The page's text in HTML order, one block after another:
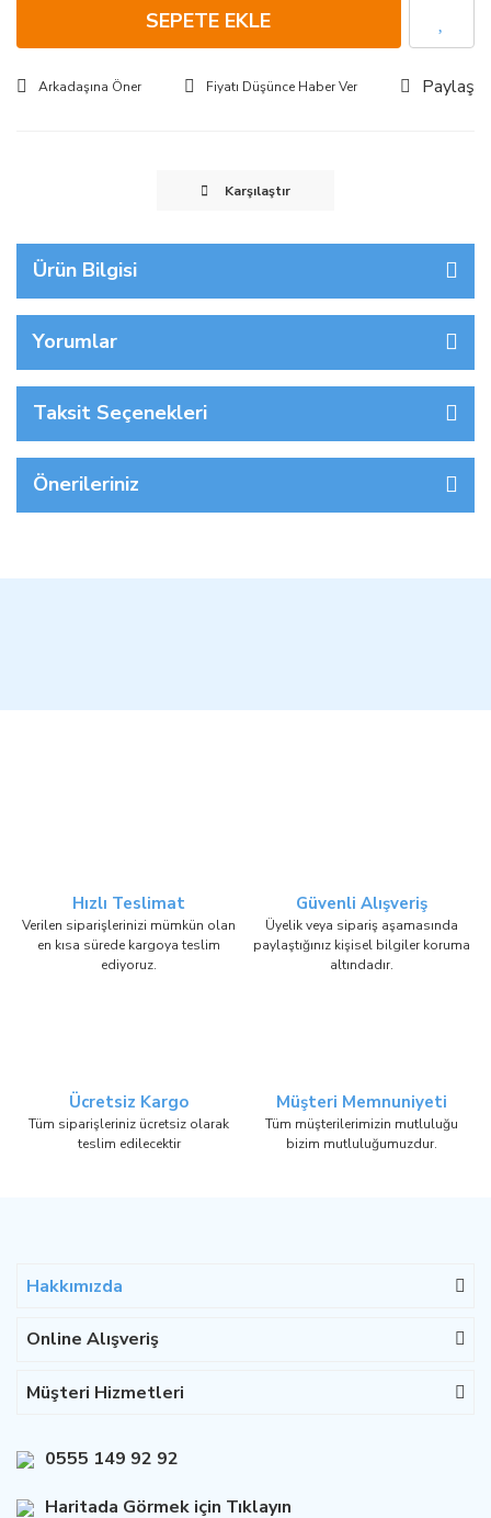
SEPETE EKLE
Arkadaşına Öner Fiyatı Düşünce Haber Ver Paylaş
Karşılaştır
Ürün Bilgisi
Yorumlar
Taksit Seçenekleri
Önerileriniz
Hızlı Teslimat
Verilen siparişlerinizi mümkün olan
en kısa sürede kargoya teslim
ediyoruz.
Güvenli Alışveriş
Üyelik veya sipariş aşamasında
paylaştığınız kişisel bilgiler koruma
altındadır.
Ücretsiz Kargo
Tüm siparişleriniz ücretsiz olarak
teslim edilecektir
Müşteri Memnuniyeti
Tüm müşterilerimizin mutluluğu
bizim mutluluğumuzdur.
Hakkımızda
Online Alışveriş
Müşteri Hizmetleri
0555 149 92 92
Haritada Görmek için Tıklayın